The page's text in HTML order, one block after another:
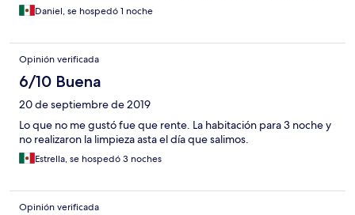
nada, deberían de sacarlo de la aplicación
Daniel, se hospedó 1 noche
Opinión verificada
6/10 Buena
20 de septiembre de 2019
Lo que no me gustó fue que rente. La habitación para 3 noche y
no realizaron la limpieza asta el día que salimos.
Estrella, se hospedó 3 noches
Opinión verificada